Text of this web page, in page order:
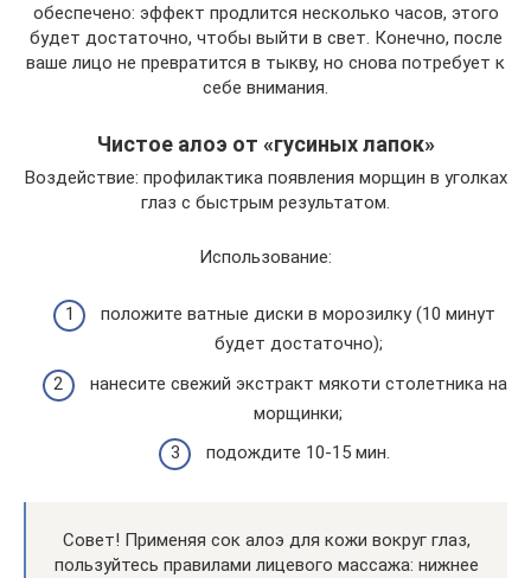
обеспечено: эффект продлится несколько часов, этого
будет достаточно, чтобы выйти в свет. Конечно, после
ваше лицо не превратится в тыкву, но снова потребует к
себе внимания.
Чистое алоэ от «гусиных лапок»
Воздействие: профилактика появления морщин в уголках
глаз с быстрым результатом.
Использование:
положите ватные диски в морозилку (10 минут
будет достаточно);
нанесите свежий экстракт мякоти столетника на
морщинки;
подождите 10-15 мин.
Совет! Применяя сок алоэ для кожи вокруг глаз,
пользуйтесь правилами лицевого массажа: нижнее